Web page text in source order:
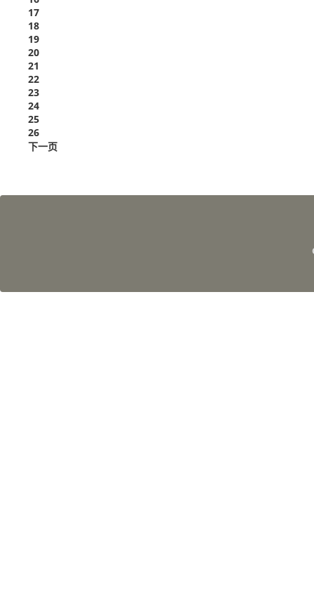
17
18
19
20
21
22
23
24
25
26
下一页